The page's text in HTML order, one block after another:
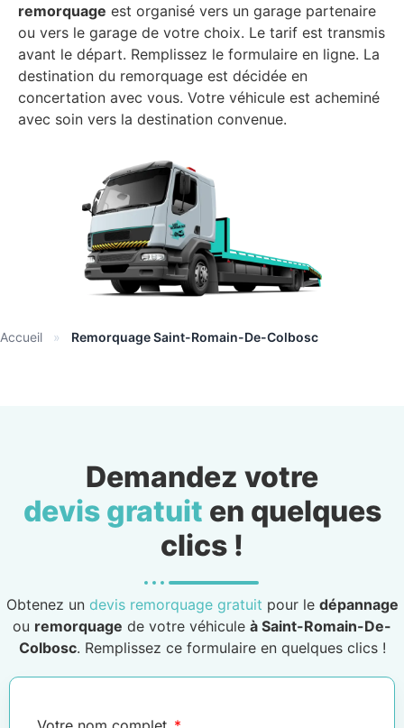
remorquage est organisé vers un garage partenaire
ou vers le garage de votre choix. Le tarif est transmis
avant le départ. Remplissez le formulaire en ligne. La
destination du remorquage est décidée en
concertation avec vous. Votre véhicule est acheminé
avec soin vers la destination convenue.
Accueil » Remorquage Saint-Romain-De-Colbosc
Demandez votre
devis gratuit en quelques
clics !
Obtenez un devis remorquage gratuit pour le dépannage
ou remorquage de votre véhicule à Saint-Romain-De-
Colbosc. Remplissez ce formulaire en quelques clics !